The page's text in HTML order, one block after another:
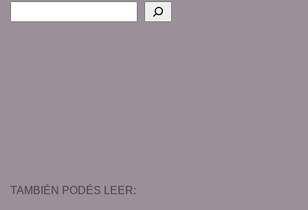
TAMBIÉN PODÉS LEER: